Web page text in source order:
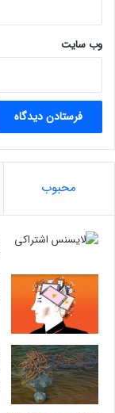
ت
؟
وب‌ سایت
محبوب